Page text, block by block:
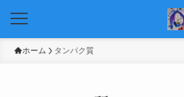
ホーム タンパク質